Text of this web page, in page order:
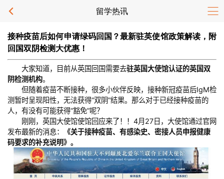
留学热讯
接种疫苗后如何申请绿码回国？最新驻英使馆政策解读，附
回国双阴检测大优惠！
大家知道，目前从英国回国需要去驻英国大使馆认证的英国双
阴检测机构。
但随着疫苗不断接种，很多小伙伴反映，接种新冠疫苗后IgM检
测暂时呈现阳性，无法获得“双阴”结果。那么对于已经接种疫苗的
人，有没有可能获得“豁免”呢？
刚刚，英国大使馆使馆回应来了！！4月27日，大使馆通过官网
发布最新的消息：
《关于接种疫苗、有感染史、密接人员申报健康
码要求的补充说明》。